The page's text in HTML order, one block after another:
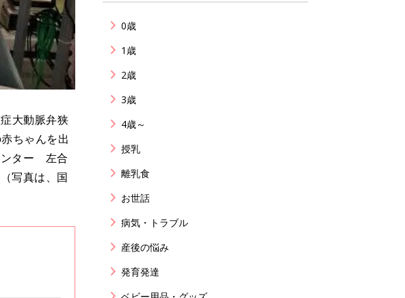
大動脈弁狭
ちゃんを出
ンター 左合
写真は、国
0歳
1歳
2歳
3歳
4歳～
授乳
離乳食
お世話
病気・トラブル
産後の悩み
発育発達